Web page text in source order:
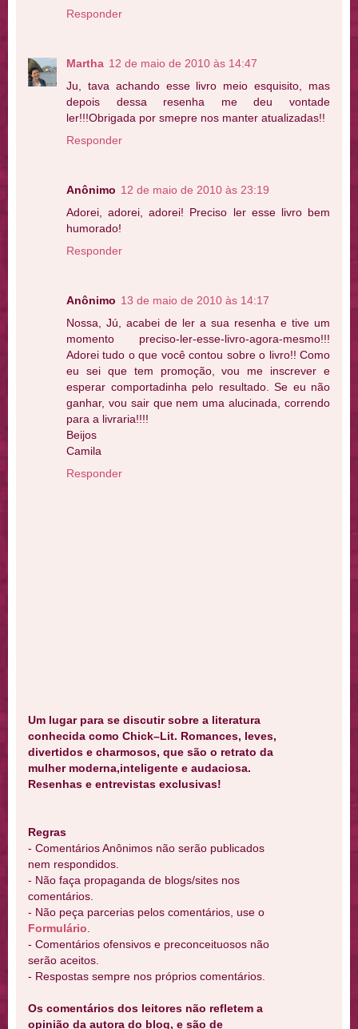
Responder
Martha 12 de maio de 2010 às 14:47
Ju, tava achando esse livro meio esquisito, mas
depois dessa resenha me deu vontade
ler!!!Obrigada por smepre nos manter atualizadas!!
Responder
Anônimo 12 de maio de 2010 às 23:19
Adorei, adorei, adorei! Preciso ler esse livro bem
humorado!
Responder
Anônimo 13 de maio de 2010 às 14:17
Nossa, Jú, acabei de ler a sua resenha e tive um
momento preciso-ler-esse-livro-agora-mesmo!!!
Adorei tudo o que você contou sobre o livro!! Como
eu sei que tem promoção, vou me inscrever e
esperar comportadinha pelo resultado. Se eu não
ganhar, vou sair que nem uma alucinada, correndo
para a livraria!!!!
Beijos
Camila
Responder
Um lugar para se discutir sobre a literatura
conhecida como Chick–Lit. Romances, leves,
divertidos e charmosos, que são o retrato da
mulher moderna,inteligente e audaciosa.
Resenhas e entrevistas exclusivas!
Regras
- Comentários Anônimos não serão publicados
nem respondidos.
- Não faça propaganda de blogs/sites nos
comentários.
- Não peça parcerias pelos comentários, use o
Formulário
- Comentários ofensivos e preconceituosos não
serão aceitos.
- Respostas sempre nos próprios comentários.
Os comentários dos leitores não refletem a
opinião da autora do blog, e são de